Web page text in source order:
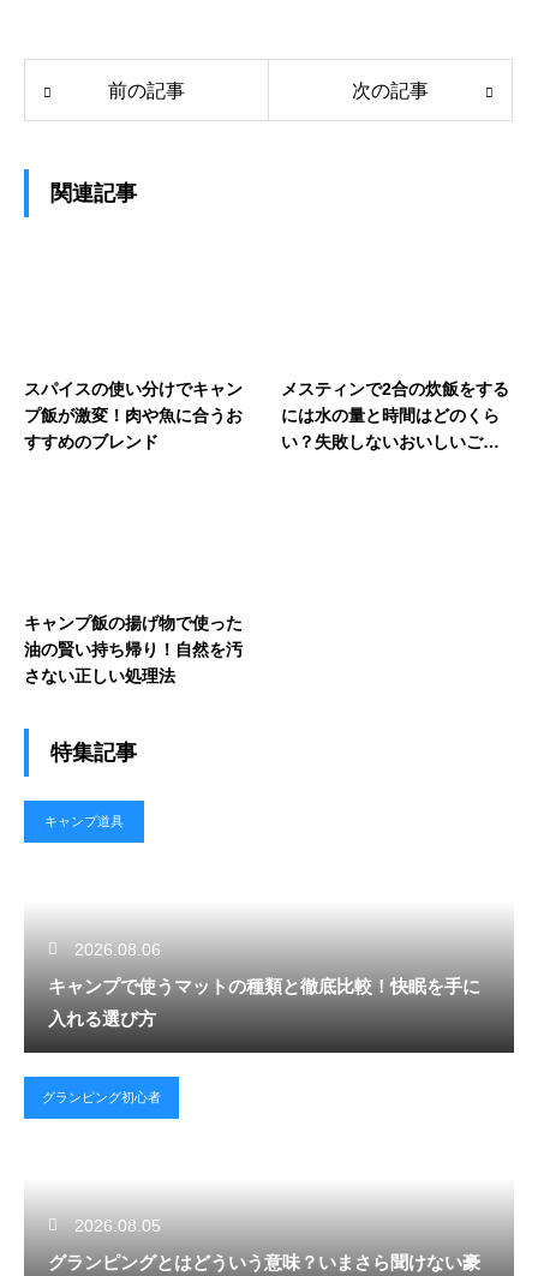
前の記事 次の記事
関連記事
スパイスの使い分けでキャン
プ飯が激変！肉や魚に合うお
すすめのブレンド
メスティンで2合の炊飯をする
には水の量と時間はどのくら
い？失敗しないおいしいご飯
キャンプ飯の揚げ物で使った
油の賢い持ち帰り！自然を汚
さない正しい処理法
特集記事
キャンプ道具
2026.08.06
キャンプで使うマットの種類と徹底比較！快眠を手に
入れる選び方
グランピング初心者
2026.08.05
グランピングとはどういう意味？いまさら聞けない豪